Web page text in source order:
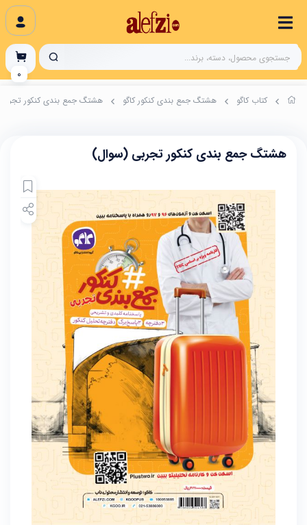
کتاب کاگو هشتگ جمع بندی کنکور کاگو هشتگ جمع بندی کنکور
هشتگ جمع بندی کنکور تجربی (سوال)
0